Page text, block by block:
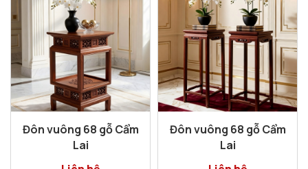
Đôn vuông 68 gỗ Cẩm
Lai
Đôn vuông 68 gỗ Cẩm
Lai